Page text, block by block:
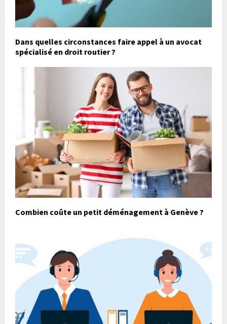
Dans quelles circonstances faire appel à un avocat
spécialisé en droit routier ?
Combien coûte un petit déménagement à Genève ?